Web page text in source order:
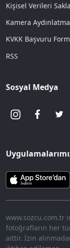
Kişisel Verileri
Kamera
KVKK Başvuru
RSS
Sosyal Medya
www.sozcu.com.tr
fotoğrafların her
aittir. İzin